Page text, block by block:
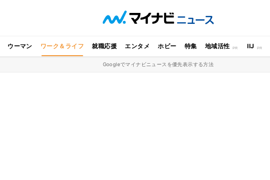
ウーマン ワーク＆ライフ 就職応援 エンタメ ホビー 特集 地域活性 IIJ
Googleでマイナビニュースを優先表示する方法